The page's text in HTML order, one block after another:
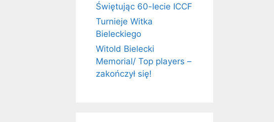
Świętując 60-lecie ICCF
Turnieje Witka
Bieleckiego
Witold Bielecki
Memorial/ Top players –
zakończył się!